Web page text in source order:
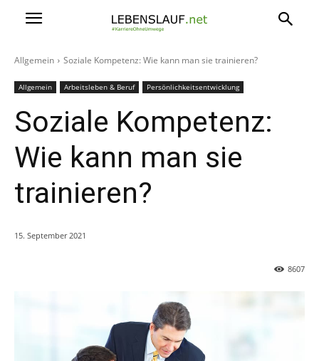
Allgemein Soziale Kompetenz: Wie kann man sie trainieren?
Allgemein Arbeitsleben & Beruf Persönlichkeitsentwicklung
Soziale Kompetenz:
Wie kann man sie
trainieren?
15. September 2021
8607